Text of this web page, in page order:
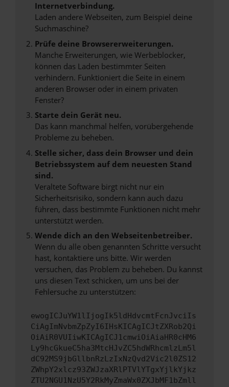
Internetverbindung.
Laden andere Webseiten, zum Beispiel deine
Suchmaschine?
Prüfe deine Browsererweiterungen.
Manche Erweiterungen, wie Werbeblocker,
können das Laden bestimmter Seiten
verhindern. Funktioniert die Seite in einem
anderen Browser oder in einem privaten
Fenster?
Starte dein Gerät neu.
Das kann manchmal helfen, vorübergehende
Probleme zu beheben.
Stelle sicher, dass dein Browser und dein
Betriebssystem auf dem neuesten Stand
sind.
Veraltete Software birgt nicht nur ein
Sicherheitsrisiko, sondern kann auch dazu
führen, dass bestimmte Funktionen nicht mehr
unterstützt werden.
Wende dich an den Webseitenbetreiber.
Wenn du alle oben genannten Schritte versucht
hast, kontaktiere uns bitte. Wir werden
versuchen, das Problem zu beheben. Du kannst
uns diesen Text schicken, um uns bei der
Fehlersuche zu unterstützen:
ewogICJuYW1lIjogIk5ldHdvcmtFcnJvciIs
CiAgImNvbmZpZyI6IHsKICAgICJtZXRob2Qi
OiAiR0VUIiwKICAgICJ1cmwiOiAiaHR0cHM6
Ly9hcGkueC5ha3MtcHJvZC5hdWRhcmlzLm5l
dC92MS9jbGllbnRzLzIxNzQvd2Vic2l0ZS12
ZWhpY2xlcz93ZWJzaXRlPTVlYTgxYjlkYjkz
ZTU2NGU1NzU5Y2RkMyZmaWx0ZXJbMF1bZmll